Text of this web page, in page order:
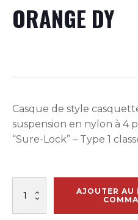
ORANGE DY
Casque de style
suspension en nylon à 4
“Sure-Lock” – Type 1
CHAPEAU
AJOUTER AU